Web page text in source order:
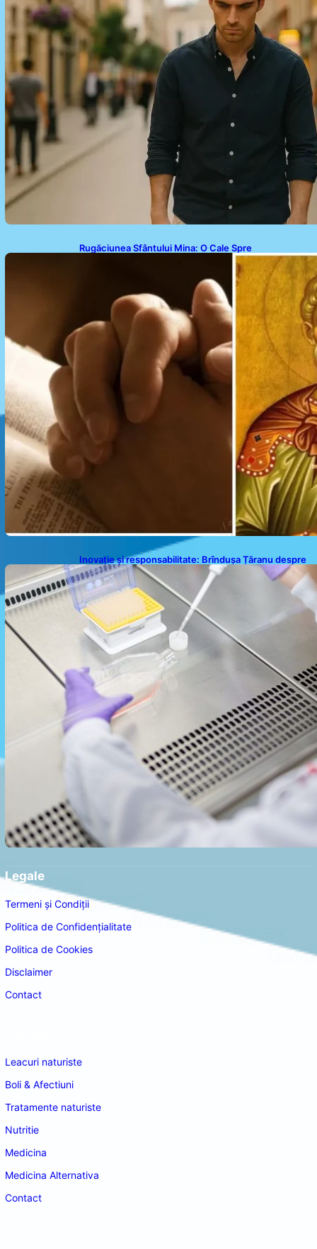
Rugăciunea Sfântului Mina: O Cale Spre
Inovație și responsabilitate: Brîndușa Țăranu despre
siguranța produselor Philip Morris International
Legale
Termeni și Condiții
Politica de Confidențialitate
Politica de Cookies
Disclaimer
Contact
Leacuri naturiste
Boli & Afectiuni
Tratamente naturiste
Nutritie
Medicina
Medicina Alternativa
Contact